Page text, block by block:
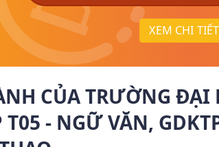
XEM CHI TIẾT
CỦA TRƯỜNG ĐẠI
T05 - NGỮ VĂN,